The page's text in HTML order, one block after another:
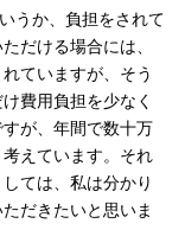
うか、負担をされて
だける場合には、
ていますが、そう
費用負担を少なく
が、年間で数十万
えています。それ
ては、私は分かり
だきたいと思いま